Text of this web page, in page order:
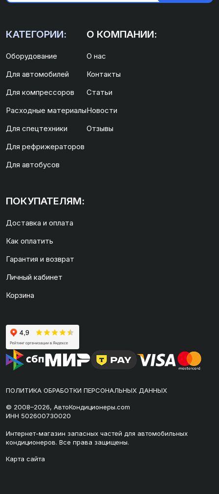
КАТЕГОРИИ:
Оборудование
Для автомобилей
Для компрессоров
Расходные материалы
Для спецтехники
Для рефрижераторов
Для автобусов
О КОМПАНИИ:
О нас
Контакты
Статьи
Новости
Отзывы
ПОКУПАТЕЛЯМ:
Доставка и оплата
Как оплатить
Гарантия и возврат
Личный кабинет
Корзина
ПОЛИТИКА ОБРАБОТКИ ПЕРСОНАЛЬНЫХ ДАННЫХ
© 2008–2026, АвтоКондиционеры.com
ИНН 502600730020
Интернет-магазин запасных частей для автомобильных
кондиционеров. Все права защищены.
Карта сайта